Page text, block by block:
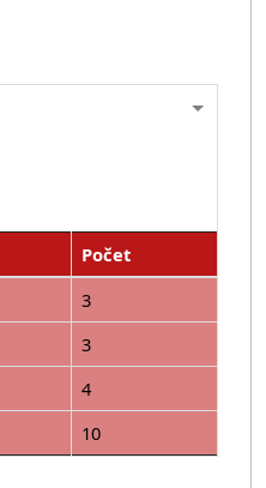
Počet
3
3
4
10